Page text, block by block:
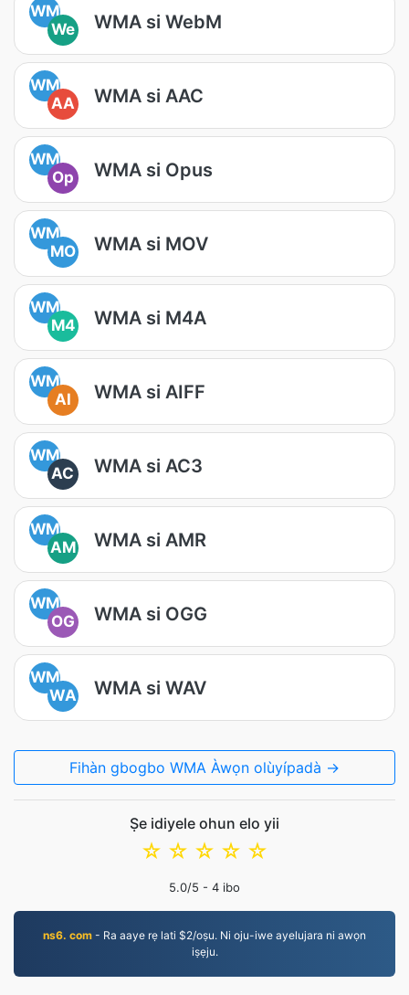
WM
We
WMA si WebM
WM
AA
WMA si AAC
WM
Op
WMA si Opus
WM
MO
WMA si MOV
WM
M4
WMA si M4A
WM
AI
WMA si AIFF
WM
AC
WMA si AC3
WM
AM
WMA si AMR
WM
OG
WMA si OGG
WM
WA
WMA si WAV
Fihàn gbogbo WMA Àwọn olùyípadà →
Ṣe idiyele ohun elo yii
☆
☆
☆
☆
☆
5.0/5 - 4 ibo
ns6. com - Ra aaye rẹ lati $2/oṣu. Ni oju-iwe ayelujara ni awọn
iṣẹju.